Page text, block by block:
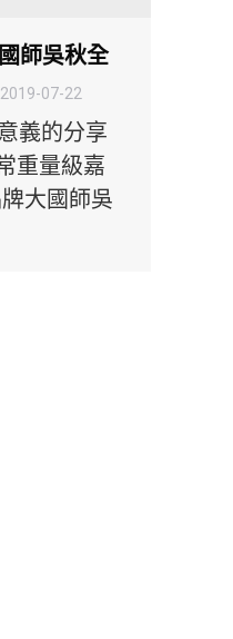
師吳秋全
2019-07-22
義的分享
重量級嘉
大國師吳